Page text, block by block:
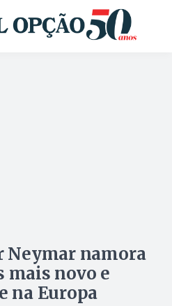
Neymar namora
mais novo e
na Europa